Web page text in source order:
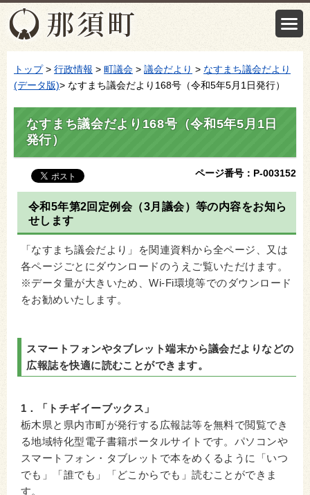
トップ> 行政情報 > 町議会 > 議会だより > なすまち議会だより
(データ版)> なすまち議会だより168号（令和5年5月1日発行）
なすまち議会だより168号（令和5年5月1日
発行）
ページ番号：P-003152
令和5年第2回定例会（3月議会）等の内容をお知ら
せします
「なすまち議会だより」を関連資料から全ページ、又は
各ページごとにダウンロードのうえご覧いただけます。
※データ量が大きいため、Wi-Fi環境等でのダウンロード
をお勧めいたします。
スマートフォンやタブレット端末から議会だよりなどの
広報誌を快適に読むことができます。
1．「トチギイーブックス」
栃木県と県内市町が発行する広報誌等を無料で閲覧でき
る地域特化型電子書籍ポータルサイトです。パソコンや
スマートフォン・タブレットで本をめくるように「いつ
でも」「誰でも」「どこからでも」読むことができま
す。